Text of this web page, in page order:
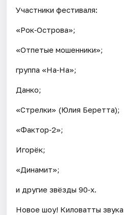
Участники фестиваля:
«Рок‑Острова»;
«Отпетые мошенники»;
группа «На‑На»;
Данко;
«Стрелки» (Юлия Беретта);
«Фактор‑2»;
Игорёк;
«Динамит»;
и другие звёзды 90‑х.
Новое шоу! Киловатты